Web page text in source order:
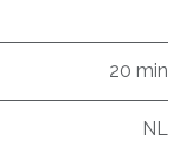
20 min
NL